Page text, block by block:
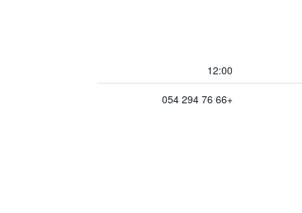
12:00
+66 76 294 054